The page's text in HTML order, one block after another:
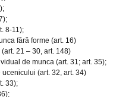
8-11);
fără forme (art. 16)
21 – 30, art. 148)
de munca (art. 31; art. 35);
(art. 32, art. 34)
33);